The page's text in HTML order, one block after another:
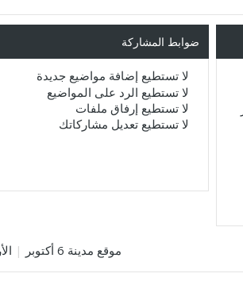
ضوابط المشاركة
لا تستطيع إضافة مواضيع جديدة
لا تستطيع الرد على المواضيع
لا تستطيع إرفاق ملفات
لا تستطيع تعديل مشاركاتك
موقع مدينة 6 أكتوبر |